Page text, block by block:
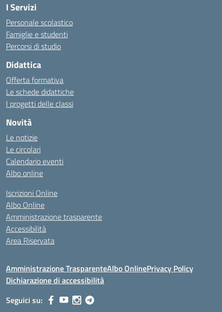
I Servizi
Personale scolastico
Famiglie e studenti
Percorsi di studio
Didattica
Offerta formativa
Le schede didattiche
I progetti delle classi
Novità
Le notizie
Le circolari
Calendario eventi
Albo online
Iscrizioni Online
Albo Online
Amministrazione trasparente
Accessibilità
Area Riservata
Amministrazione TrasparenteAlbo OnlinePrivacy Policy
Dichiarazione di accessibilità
Seguici su: